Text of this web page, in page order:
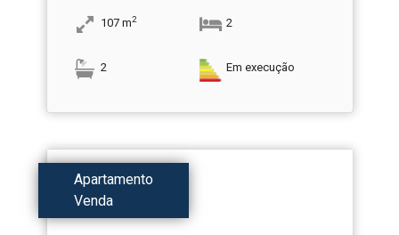
107 m2 2
2 Em execução
Apartamento
Venda